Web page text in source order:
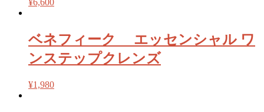
¥6,600
ベネフィーク エッセンシャル ワ
ンステップクレンズ
¥1,980